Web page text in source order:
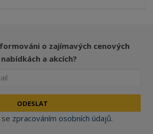
o zajímavých cenových
nabídkách a akcích?
ODESLAT
se zpracováním osobních údajů.